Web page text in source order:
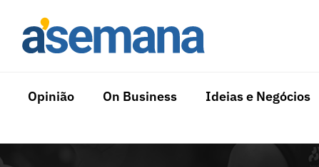
Opinião On Business Ideias e Negócios